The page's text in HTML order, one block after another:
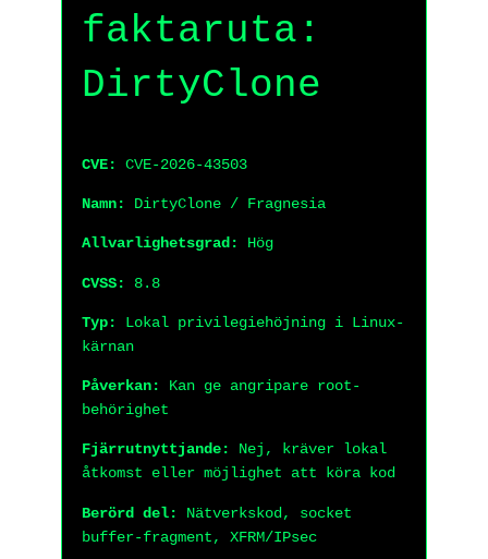
faktaruta:
DirtyClone
CVE: CVE-2026-43503
Namn: DirtyClone / Fragnesia
Allvarlighetsgrad: Hög
CVSS: 8.8
Typ:
Lokal privilegiehöjning i Linux-
kärnan
Påverkan:
Kan ge angripare root-
behörighet
Fjärrutnyttjande:
Nej, kräver lokal
åtkomst eller möjlighet att köra kod
Berörd del:
Nätverkskod, socket
buffer-fragment, XFRM/IPsec